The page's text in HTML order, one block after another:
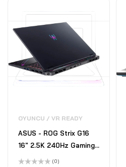
OYUNCU / VR READY
ASUS - ROG Strix G16
16" 2.5K 240Hz Gaming
Laptop - AMD Ryzen 9
(0)